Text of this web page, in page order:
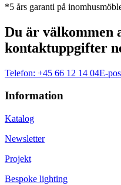
*5 års garanti på
Du är välkommen
kontaktuppgifter
Telefon: +45 66 12 14 04E-
Information
Katalog
Newsletter
Projekt
Bespoke lighting